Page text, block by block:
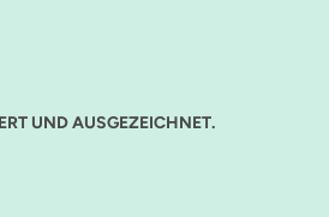
UND AUSGEZEICHNET.